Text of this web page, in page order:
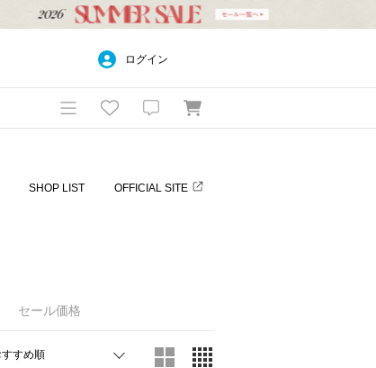
ログイン
SHOP LIST OFFICIAL SITE
セール価格